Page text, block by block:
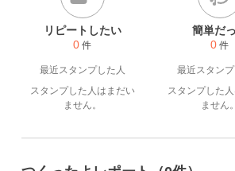
リピートしたい
0 件
最近スタンプした人
スタンプした人はまだい
ません。
簡単だ
0 件
最近スタン
スタンプした
ません。